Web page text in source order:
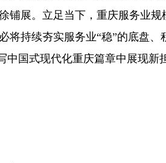
铺展。立足当下，重庆服务业规
持续夯实服务业“稳”的底盘、
国式现代化重庆篇章中展现新